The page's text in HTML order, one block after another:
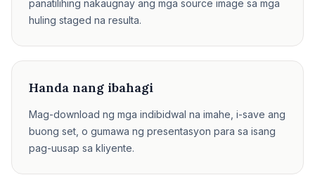
panatilihing nakaugnay ang mga source image sa mga
huling staged na resulta.
Handa nang ibahagi
Mag-download ng mga indibidwal na imahe, i-save ang
buong set, o gumawa ng presentasyon para sa isang
pag-uusap sa kliyente.